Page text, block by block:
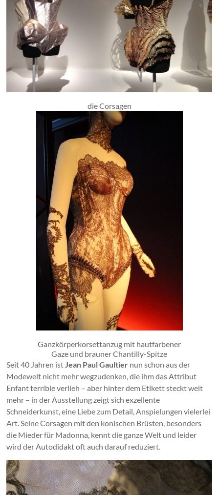
die Corsagen
Ganzkörperkorsettanzug mit hautfarbener
Gaze und brauner Chantilly-Spitze
Seit 40 Jahren istJean Paul Gaultier nun schon aus der
Modewelt nicht mehr wegzudenken, die ihm das Attribut
Enfant terrible verlieh – aber hinter dem Etikett steckt weit
mehr – in der Ausstellung zeigt sich exzellente
Schneiderkunst, eine Liebe zum Detail, Anspielungen vielerlei
Art. Seine Corsagen mit den konischen Brüsten, besonders
die Mieder für Madonna, kennt die ganze Welt und leider
wird der Autodidakt oft auch darauf reduziert.